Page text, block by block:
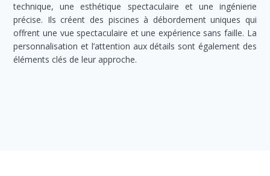
technique, une esthétique spectaculaire et une ingénierie
précise. Ils créent des piscines à débordement uniques qui
offrent une vue spectaculaire et une expérience sans faille. La
personnalisation et l’attention aux détails sont également des
éléments clés de leur approche.